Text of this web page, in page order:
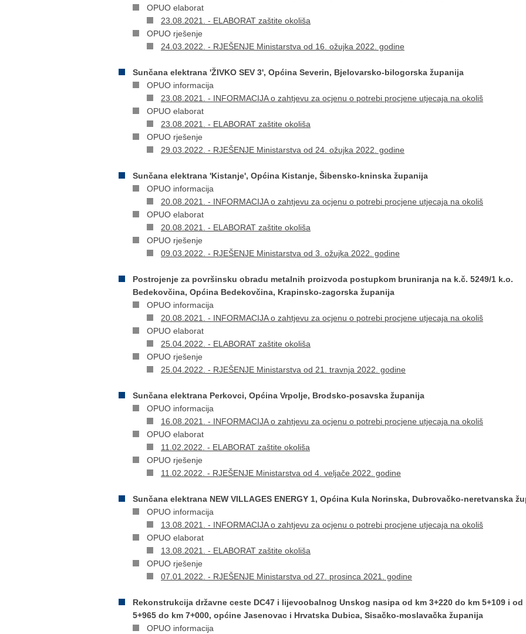
OPUO elaborat
23.08.2021. - ELABORAT zaštite okoliša
OPUO rješenje
24.03.2022. - RJEŠENJE Ministarstva od 16. ožujka 2022. godine
Sunčana elektrana 'ŽIVKO SEV 3', Općina Severin, Bjelovarsko-bilogorska županija
OPUO informacija
23.08.2021. - INFORMACIJA o zahtjevu za ocjenu o potrebi procjene utjecaja na okoliš
OPUO elaborat
23.08.2021. - ELABORAT zaštite okoliša
OPUO rješenje
29.03.2022. - RJEŠENJE Ministarstva od 24. ožujka 2022. godine
Sunčana elektrana 'Kistanje', Općina Kistanje, Šibensko-kninska županija
OPUO informacija
20.08.2021. - INFORMACIJA o zahtjevu za ocjenu o potrebi procjene utjecaja na okoliš
OPUO elaborat
20.08.2021. - ELABORAT zaštite okoliša
OPUO rješenje
09.03.2022. - RJEŠENJE Ministarstva od 3. ožujka 2022. godine
Postrojenje za površinsku obradu metalnih proizvoda postupkom bruniranja na k.č. 5249/1 k.o.
Bedekovčina, Općina Bedekovčina, Krapinsko-zagorska županija
OPUO informacija
20.08.2021. - INFORMACIJA o zahtjevu za ocjenu o potrebi procjene utjecaja na okoliš
OPUO elaborat
25.04.2022. - ELABORAT zaštite okoliša
OPUO rješenje
25.04.2022. - RJEŠENJE Ministarstva od 21. travnja 2022. godine
Sunčana elektrana Perkovci, Općina Vrpolje, Brodsko-posavska županija
OPUO informacija
16.08.2021. - INFORMACIJA o zahtjevu za ocjenu o potrebi procjene utjecaja na okoliš
OPUO elaborat
11.02.2022. - ELABORAT zaštite okoliša
OPUO rješenje
11.02.2022. - RJEŠENJE Ministarstva od 4. veljače 2022. godine
Sunčana elektrana NEW VILLAGES ENERGY 1, Općina Kula Norinska, Dubrovačko-neretvanska
OPUO informacija
13.08.2021. - INFORMACIJA o zahtjevu za ocjenu o potrebi procjene utjecaja na okoliš
OPUO elaborat
13.08.2021. - ELABORAT zaštite okoliša
OPUO rješenje
07.01.2022. - RJEŠENJE Ministarstva od 27. prosinca 2021. godine
Rekonstrukcija državne ceste DC47 i lijevoobalnog Unskog nasipa od km 3+220 do km 5+109 i od
5+965 do km 7+000, općine Jasenovac i Hrvatska Dubica, Sisačko-moslavačka županija
OPUO informacija